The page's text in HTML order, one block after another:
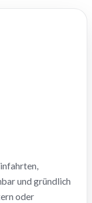
und gründlich
oder